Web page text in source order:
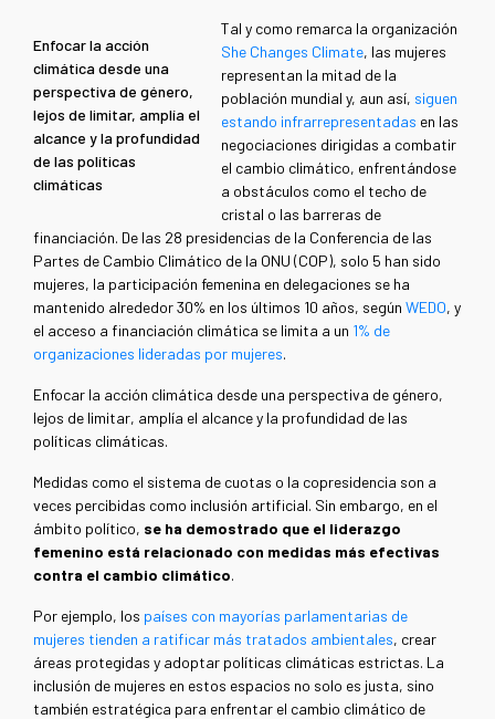
Enfocar la acción
climática desde una
perspectiva de género,
lejos de limitar, amplía el
alcance y la profundidad
de las políticas
climáticas
Tal y como remarca la organización
She Changes Climate, las mujeres
representan la mitad de la
población mundial y, aun así, siguen
estando infrarrepresentadas en las
negociaciones dirigidas a combatir
el cambio climático, enfrentándose
a obstáculos como el techo de
cristal o las barreras de
financiación. De las 28 presidencias de la Conferencia de las
Partes de Cambio Climático de la ONU (COP), solo 5 han sido
mujeres, la participación femenina en delegaciones se ha
mantenido alrededor 30% en los últimos 10 años, según WEDO, y
el acceso a financiación climática se limita a un 1% de
organizaciones lideradas por mujeres.
Enfocar la acción climática desde una perspectiva de género,
lejos de limitar, amplía el alcance y la profundidad de las
políticas climáticas.
Medidas como el sistema de cuotas o la copresidencia son a
veces percibidas como inclusión artificial. Sin embargo, en el
ámbito político, se ha demostrado que el liderazgo
femenino está relacionado con medidas más efectivas
contra el cambio climático.
Por ejemplo, los países con mayorías parlamentarias de
mujeres tienden a ratificar más tratados ambientales, crear
áreas protegidas y adoptar políticas climáticas estrictas. La
inclusión de mujeres en estos espacios no solo es justa, sino
también estratégica para enfrentar el cambio climático de